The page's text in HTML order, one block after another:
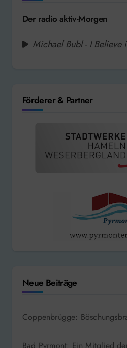
Der radio aktiv-Morgen
Michael Bubl - I Believe
Förderer & Partner
Neue Beiträge
Coppenbrügge:
Bad Pyrmont: Ein Mitglied